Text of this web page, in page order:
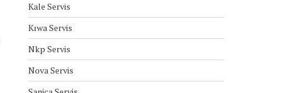
Kale Servis
Kıwa Servis
Nkp Servis
Nova Servis